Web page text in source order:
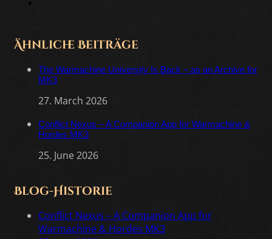
Ähnliche Beiträge
The Warmachine University Is Back – as an Archive for
MK3
27. March 2026
Conflict Nexus – A Companion App for Warmachine &
Hordes MK3
25. June 2026
Blog-Historie
Conflict Nexus – A Companion App for
Warmachine & Hordes MK3